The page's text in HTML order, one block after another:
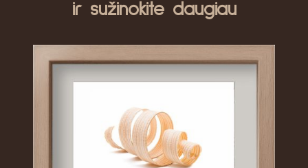
ir sužinokite daugiau